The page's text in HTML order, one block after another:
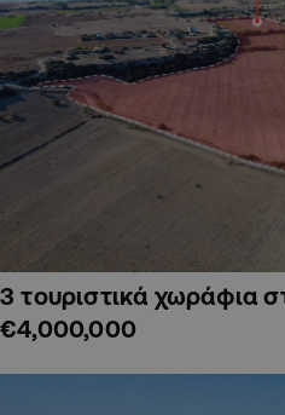
3 τουριστικά χωράφια
€4,000,000